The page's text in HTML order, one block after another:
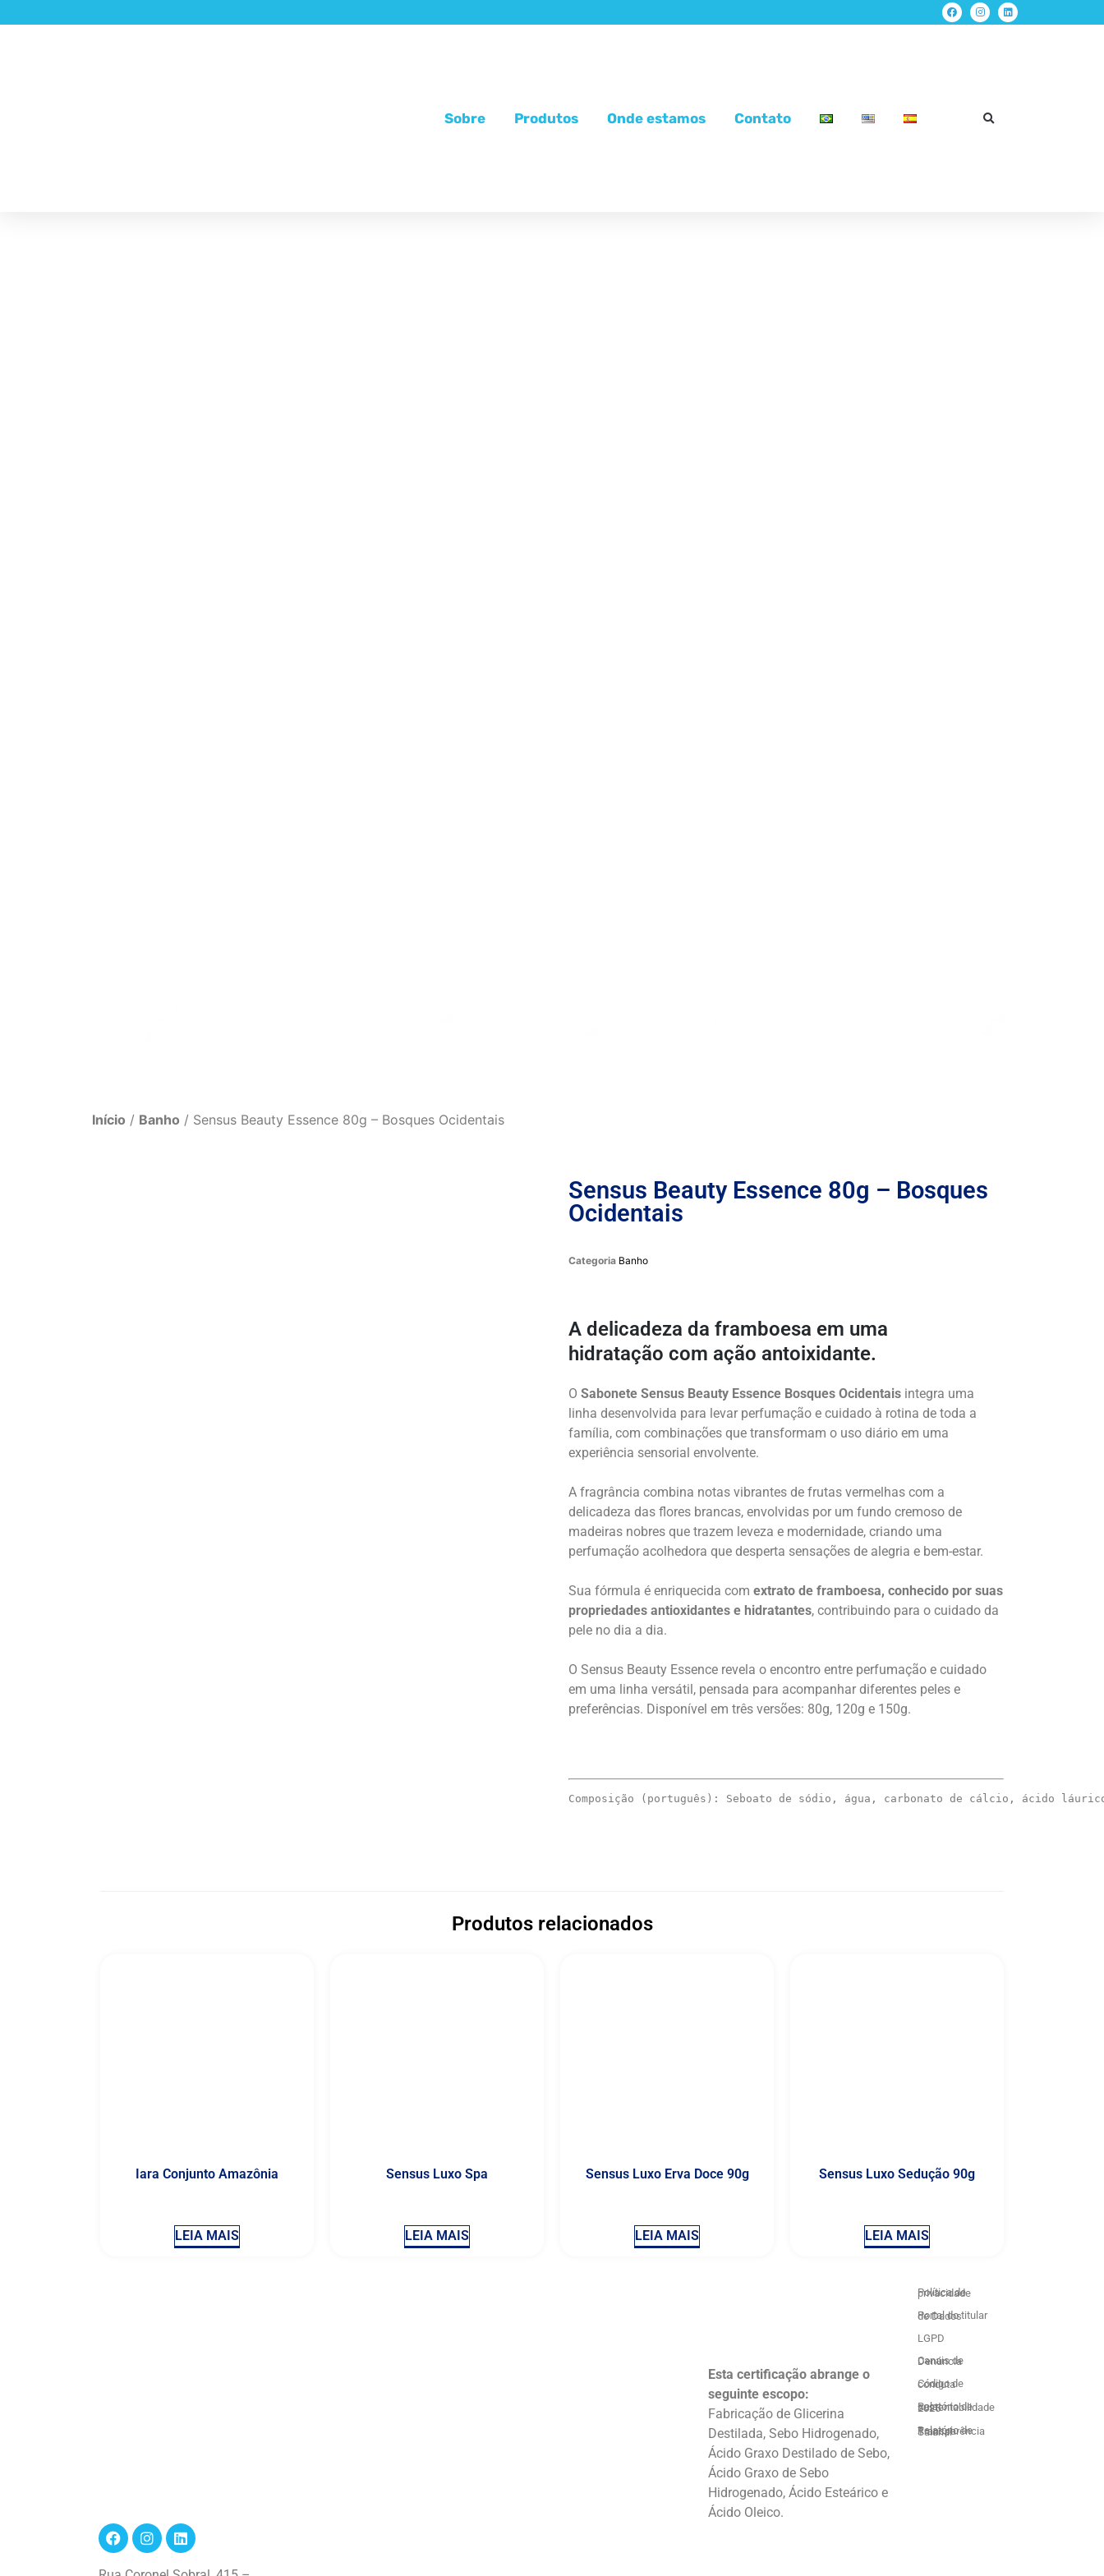
Sobre Produtos Onde estamos Contato
Início / Banho / Sensus Beauty Essence 80g – Bosques Ocidentais
Sensus Beauty Essence 80g – Bosques
Ocidentais
Categoria Banho
A delicadeza da framboesa em uma
hidratação com ação antoixidante.
O Sabonete Sensus Beauty Essence Bosques Ocidentais integra uma
linha desenvolvida para levar perfumação e cuidado à rotina de toda a
família, com combinações que transformam o uso diário em uma
experiência sensorial envolvente.
A fragrância combina notas vibrantes de frutas vermelhas com a
delicadeza das flores brancas, envolvidas por um fundo cremoso de
madeiras nobres que trazem leveza e modernidade, criando uma
perfumação acolhedora que desperta sensações de alegria e bem-estar.
Sua fórmula é enriquecida com extrato de framboesa, conhecido por suas
propriedades antioxidantes e hidratantes, contribuindo para o cuidado da
pele no dia a dia.
O Sensus Beauty Essence revela o encontro entre perfumação e cuidado
em uma linha versátil, pensada para acompanhar diferentes peles e
preferências. Disponível em três versões: 80g, 120g e 150g.
Composição (português): Seboato de sódio, água, carbonato de cálcio, ácido
Produtos relacionados
Iara Conjunto Amazônia
LEIA MAIS
Sensus Luxo Spa
LEIA MAIS
Sensus Luxo Erva Doce 90g
LEIA MAIS
Sensus Luxo Sedução 90g
LEIA MAIS
Esta certificação abrange o
seguinte escopo:
Fabricação de Glicerina
Destilada, Sebo Hidrogenado,
Ácido Graxo Destilado de Sebo,
Ácido Graxo de Sebo
Hidrogenado, Ácido Esteárico e
Ácido Oleico.
Política de privacidade
Portal do titular de Dados
LGPD
Canais de Denúncia
Código de conduta
Relatório de sustentabilidade 2025
Relatório de Transparência Salarial